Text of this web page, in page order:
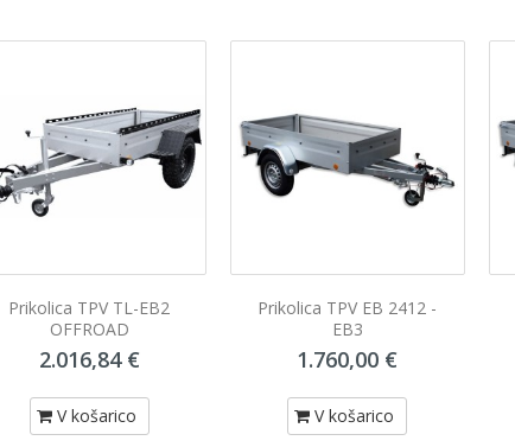
Prikolica TPV TL-EB2
OFFROAD
2.016,84 €
V košarico
Prikolica TPV EB 2412 -
EB3
1.760,00 €
V košarico